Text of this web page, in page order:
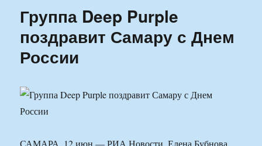
Группа Deep Purple
поздравит Самару с Днем
России